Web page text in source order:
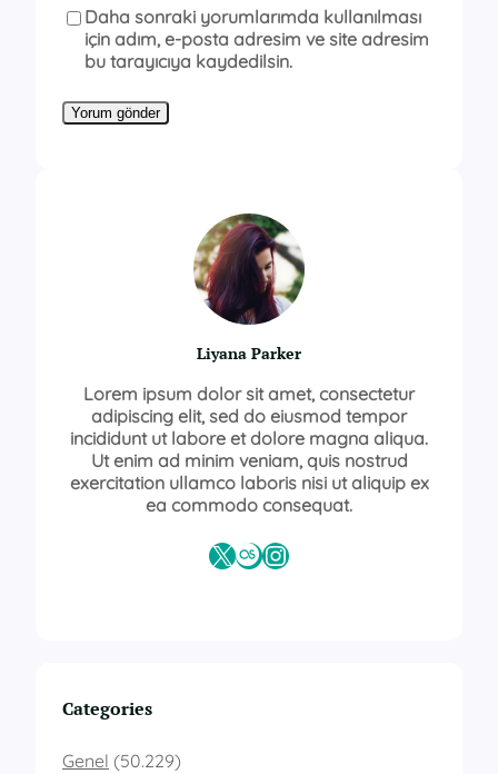
Daha sonraki yorumlarımda kullanılması
için adım, e-posta adresim ve site adresim
bu tarayıcıya kaydedilsin.
Liyana Parker
Lorem ipsum dolor sit amet, consectetur
adipiscing elit, sed do eiusmod tempor
incididunt ut labore et dolore magna aliqua.
Ut enim ad minim veniam, quis nostrud
exercitation ullamco laboris nisi ut aliquip ex
ea commodo consequat.
X Last.fmInstagram
Categories
Genel (50.229)